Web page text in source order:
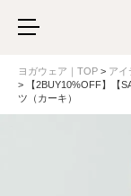
ヨガウェア｜TOP アイ
【2BUY10%OFF】【
ツ（カーキ）